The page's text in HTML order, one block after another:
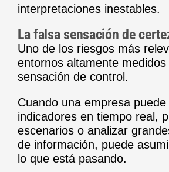
interpretaciones inestables.
La falsa sensación de
Uno de los riesgos más
entornos altamente medidos
sensación de control.
Cuando una empresa
indicadores en tiempo real,
escenarios o analizar
de información, puede
lo que está pasando.